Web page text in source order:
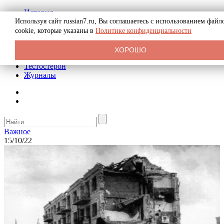
История
Биография
Криминал
Реклама на сайте
Тестостерон
Журналы
Важное
15/10/22
Используя сайт russian7.ru, Вы соглашаетесь с использованием
cookie, которые указаны в Политике конфиденциальности
ХОРОШО